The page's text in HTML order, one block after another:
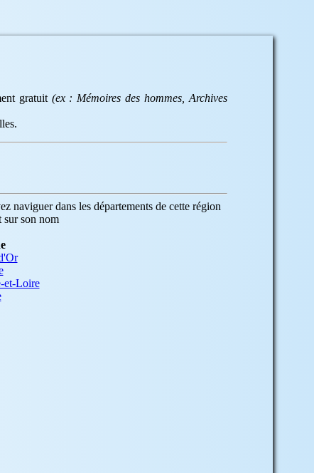
gratuit (ex : Mémoires des hommes, Archives
naviguer dans les départements de cette région
sur son nom
et-Loire